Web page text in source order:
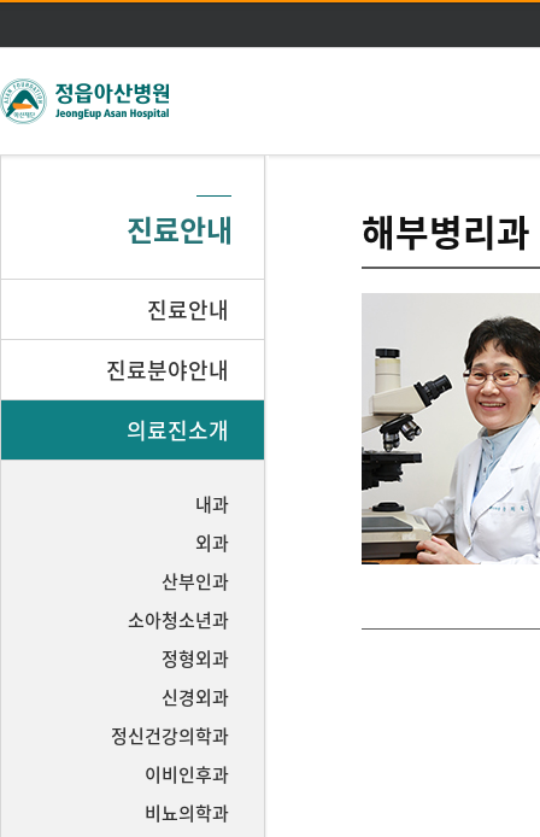
주메뉴 바로가기
본문 바로가기
진료안내
진료안내
진료분야안내
의료진소개
내과
외과
산부인과
소아청소년과
정형외과
신경외과
정신건강의학과
이비인후과
비뇨의학과
해부병리과